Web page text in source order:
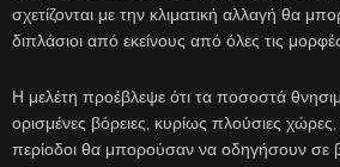
σχετίζονται με την κλιματική αλλαγή θα
διπλάσιοι από εκείνους από όλες τις
Η μελέτη προέβλεψε ότι τα ποσοστά
ορισμένες βόρειες, κυρίως πλούσιες
περίοδοι θα μπορούσαν να οδηγήσουν σε